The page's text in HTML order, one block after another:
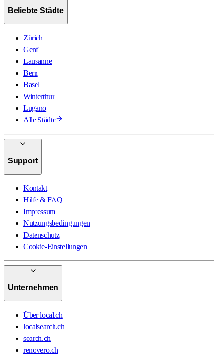
Beliebte Städte
Zürich
Genf
Lausanne
Bern
Basel
Winterthur
Lugano
Alle Städte
Support
Kontakt
Hilfe & FAQ
Impressum
Nutzungsbedingungen
Datenschutz
Cookie-Einstellungen
Unternehmen
Über local.ch
localsearch.ch
search.ch
renovero.ch